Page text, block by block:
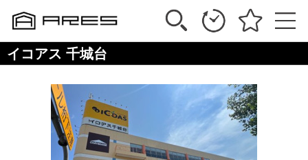
イコアス 千城台